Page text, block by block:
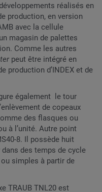
réalisés en
production, en version
avec la cellule
magasin de palettes
Comme les autres
peut être intégré en
production d’INDEX et de
également le tour
de copeaux
des flasques ou
à l’unité. Autre point
8. Il possède huit
des temps de cycle
simples à partir de
TRAUB TNL20 est